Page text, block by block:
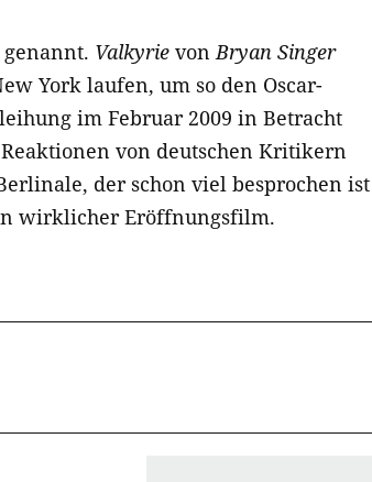
Valkyrie vonBryan Singer
York laufen, um so den Oscar-
im Februar 2009 in Betracht
von deutschen Kritikern
der schon viel besprochen ist
wirklicher Eröffnungsfilm.